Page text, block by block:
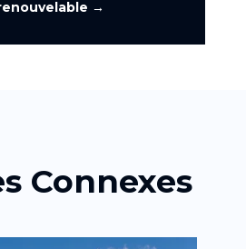
→
Connexes